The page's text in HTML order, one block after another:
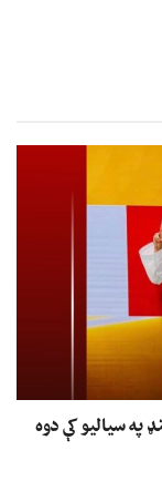
په سیالیو کې دوه